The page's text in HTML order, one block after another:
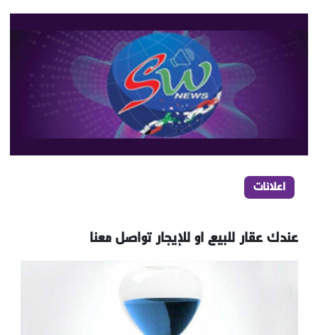
اعلانات
عندك عقار للبيع او للإيجار تواصل معنا